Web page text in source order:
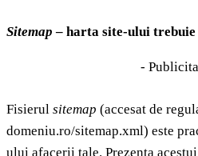
Sitemap– harta site-ului trebuie
-
Fisierul sitemap (accesat de
domeniu.ro/sitemap.xml) este
ului afacerii tale. Prezenta